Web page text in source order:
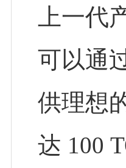
上一
可以通
供理想
达 100